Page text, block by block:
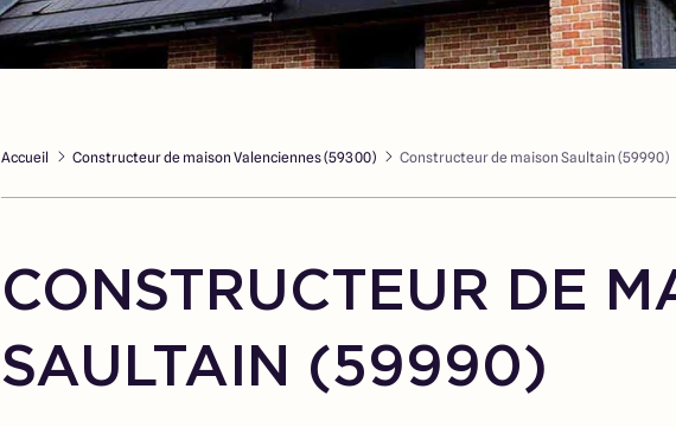
Accueil Constructeur de maison Valenciennes (59300) Constructeur de maison Saultain (59990)
CONSTRUCTEUR DE
SAULTAIN (59990)